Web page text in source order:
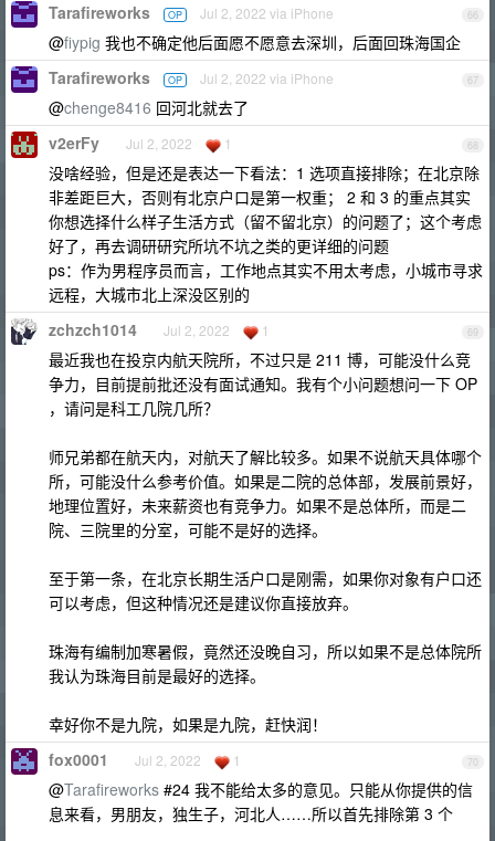
66
Tarafireworks OP Jul 2, 2022 via iPhone
@fiypig 我也不确定他后面愿不愿意去深圳，后面回珠海国企
67
Tarafireworks OP Jul 2, 2022 via iPhone
@chenge8416 回河北就去了
68
v2erFy Jul 2, 2022 1
没啥经验，但是还是表达一下看法：1 选项直接排除；在北京除
非差距巨大，否则有北京户口是第一权重； 2 和 3 的重点其实
你想选择什么样子生活方式（留不留北京）的问题了；这个考虑
好了，再去调研研究所坑不坑之类的更详细的问题
ps：作为男程序员而言，工作地点其实不用太考虑，小城市寻求
远程，大城市北上深没区别的
69
zchzch1014 Jul 2, 2022 1
最近我也在投京内航天院所，不过只是 211 博，可能没什么竞
争力，目前提前批还没有面试通知。我有个小问题想问一下 OP
，请问是科工几院几所？
师兄弟都在航天内，对航天了解比较多。如果不说航天具体哪个
所，可能没什么参考价值。如果是二院的总体部，发展前景好，
地理位置好，未来薪资也有竞争力。如果不是总体所，而是二
院、三院里的分室，可能不是好的选择。
至于第一条，在北京长期生活户口是刚需，如果你对象有户口还
可以考虑，但这种情况还是建议你直接放弃。
珠海有编制加寒暑假，竟然还没晚自习，所以如果不是总体院所
我认为珠海目前是最好的选择。
幸好你不是九院，如果是九院，赶快润！
70
fox0001 Jul 2, 2022 1
@Tarafireworks #24 我不能给太多的意见。只能从你提供的信
息来看，男朋友，独生子，河北人……所以首先排除第 3 个